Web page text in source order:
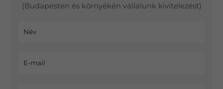
(Budapesten és környékén vállalunk kivitelezést)
Név
E-mail